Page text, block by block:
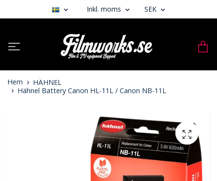
Inkl. moms SEK
Hem
HÄHNEL
Hähnel Battery Canon HL-11L / Canon NB-11L